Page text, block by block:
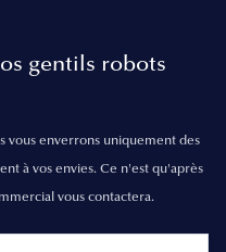
gentils robots
vous enverrons uniquement des
à vos envies. Ce n'est qu'après
vous contactera.